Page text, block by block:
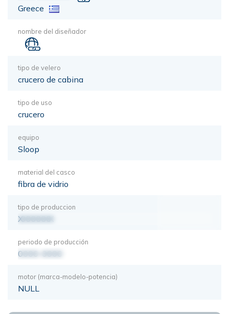
Greece
nombre del diseñador
tipo de velero
crucero de cabina
tipo de uso
crucero
equipo
Sloop
material del casco
fibra de vidrio
tipo de produccion
XXXXXXX
periodo de producción
0000-0000
motor (marca-modelo-potencia)
NULL